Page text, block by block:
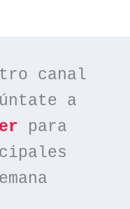
canal
a
para